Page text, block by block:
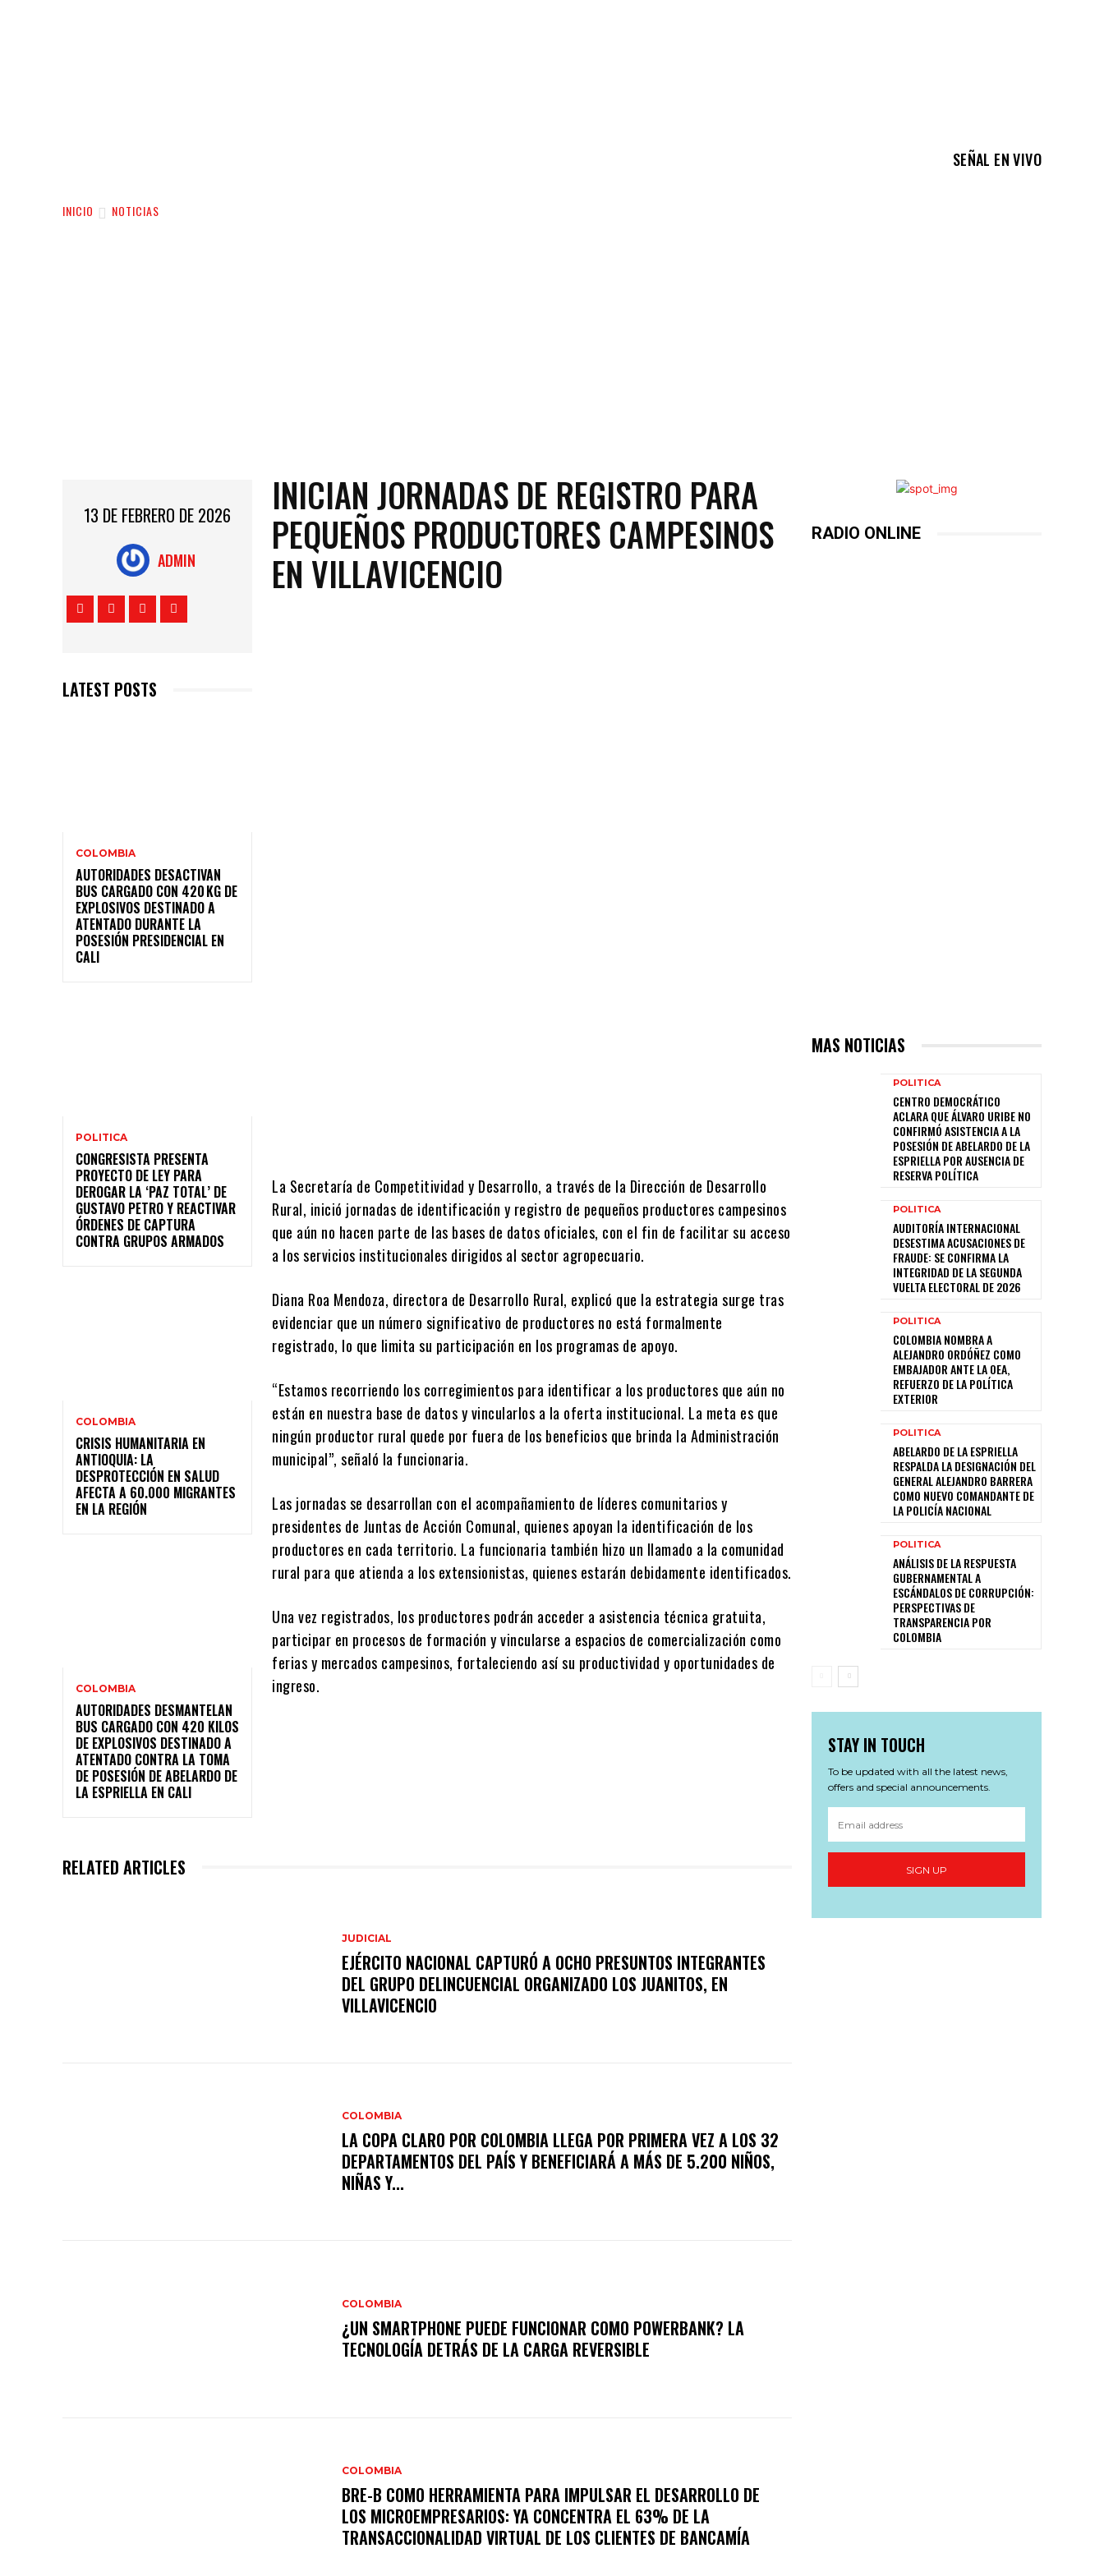
SEÑAL EN VIVO
INICIO NOTICIAS
13 DE FEBRERO DE 2026
ADMIN
LATEST POSTS
COLOMBIA
AUTORIDADES DESACTIVAN
BUS CARGADO CON 420 KG DE
EXPLOSIVOS DESTINADO A
ATENTADO DURANTE LA
POSESIÓN PRESIDENCIAL EN
CALI
POLITICA
CONGRESISTA PRESENTA
PROYECTO DE LEY PARA
DEROGAR LA ‘PAZ TOTAL’ DE
GUSTAVO PETRO Y REACTIVAR
ÓRDENES DE CAPTURA
CONTRA GRUPOS ARMADOS
COLOMBIA
CRISIS HUMANITARIA EN
ANTIOQUIA: LA
DESPROTECCIÓN EN SALUD
AFECTA A 60.000 MIGRANTES
EN LA REGIÓN
COLOMBIA
AUTORIDADES DESMANTELAN
BUS CARGADO CON 420 KILOS
DE EXPLOSIVOS DESTINADO A
ATENTADO CONTRA LA TOMA
DE POSESIÓN DE ABELARDO DE
LA ESPRIELLA EN CALI
INICIAN JORNADAS DE REGISTRO PARA
PEQUEÑOS PRODUCTORES CAMPESINOS
EN VILLAVICENCIO
La Secretaría de Competitividad y Desarrollo, a través de la Dirección de Desarrollo
Rural, inició jornadas de identificación y registro de pequeños productores campesinos
que aún no hacen parte de las bases de datos oficiales, con el fin de facilitar su acceso
a los servicios institucionales dirigidos al sector agropecuario.
Diana Roa Mendoza, directora de Desarrollo Rural, explicó que la estrategia surge tras
evidenciar que un número significativo de productores no está formalmente
registrado, lo que limita su participación en los programas de apoyo.
“Estamos recorriendo los corregimientos para identificar a los productores que aún no
están en nuestra base de datos y vincularlos a la oferta institucional. La meta es que
ningún productor rural quede por fuera de los beneficios que brinda la Administración
municipal”, señaló la funcionaria.
Las jornadas se desarrollan con el acompañamiento de líderes comunitarios y
presidentes de Juntas de Acción Comunal, quienes apoyan la identificación de los
productores en cada territorio. La funcionaria también hizo un llamado a la comunidad
rural para que atienda a los extensionistas, quienes estarán debidamente identificados.
Una vez registrados, los productores podrán acceder a asistencia técnica gratuita,
participar en procesos de formación y vincularse a espacios de comercialización como
ferias y mercados campesinos, fortaleciendo así su productividad y oportunidades de
ingreso.
RELATED ARTICLES
JUDICIAL
EJÉRCITO NACIONAL CAPTURÓ A OCHO PRESUNTOS INTEGRANTES
DEL GRUPO DELINCUENCIAL ORGANIZADO LOS JUANITOS, EN
VILLAVICENCIO
COLOMBIA
LA COPA CLARO POR COLOMBIA LLEGA POR PRIMERA VEZ A LOS 32
DEPARTAMENTOS DEL PAÍS Y BENEFICIARÁ A MÁS DE 5.200 NIÑOS,
NIÑAS Y...
COLOMBIA
¿UN SMARTPHONE PUEDE FUNCIONAR COMO POWERBANK? LA
TECNOLOGÍA DETRÁS DE LA CARGA REVERSIBLE
COLOMBIA
BRE-B COMO HERRAMIENTA PARA IMPULSAR EL DESARROLLO DE
LOS MICROEMPRESARIOS: YA CONCENTRA EL 63% DE LA
TRANSACCIONALIDAD VIRTUAL DE LOS CLIENTES DE BANCAMÍA
RADIO ONLINE
MAS NOTICIAS
POLITICA
CENTRO DEMOCRÁTICO
ACLARA QUE ÁLVARO URIBE NO
CONFIRMÓ ASISTENCIA A LA
POSESIÓN DE ABELARDO DE LA
ESPRIELLA POR AUSENCIA DE
RESERVA POLÍTICA
POLITICA
AUDITORÍA INTERNACIONAL
DESESTIMA ACUSACIONES DE
FRAUDE: SE CONFIRMA LA
INTEGRIDAD DE LA SEGUNDA
VUELTA ELECTORAL DE 2026
POLITICA
COLOMBIA NOMBRA A
ALEJANDRO ORDÓÑEZ COMO
EMBAJADOR ANTE LA OEA,
REFUERZO DE LA POLÍTICA
EXTERIOR
POLITICA
ABELARDO DE LA ESPRIELLA
RESPALDA LA DESIGNACIÓN DEL
GENERAL ALEJANDRO BARRERA
COMO NUEVO COMANDANTE DE
LA POLICÍA NACIONAL
POLITICA
ANÁLISIS DE LA RESPUESTA
GUBERNAMENTAL A
ESCÁNDALOS DE CORRUPCIÓN:
PERSPECTIVAS DE
TRANSPARENCIA POR
COLOMBIA
STAY IN TOUCH
To be updated with all the latest news,
offers and special announcements.
SIGN UP